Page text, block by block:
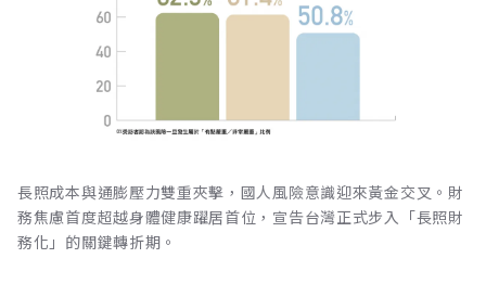
長照成本與通膨壓力雙重夾擊，國人風險意識迎來黃金交叉。財
務焦慮首度超越身體健康躍居首位，宣告台灣正式步入「長照財
務化」的關鍵轉折期。